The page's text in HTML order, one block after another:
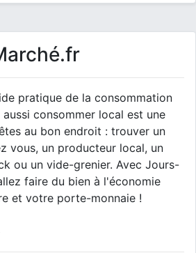
pratique de la consommation
consommer local est une
au bon endroit : trouver un
vous, un producteur local, un
ou un vide-grenier. Avec Jours-
faire du bien à l'économie
et votre porte-monnaie !